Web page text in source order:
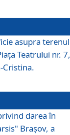
asupra
Teatrului nr. 7,
Cristina.
darea în
Brașov, a